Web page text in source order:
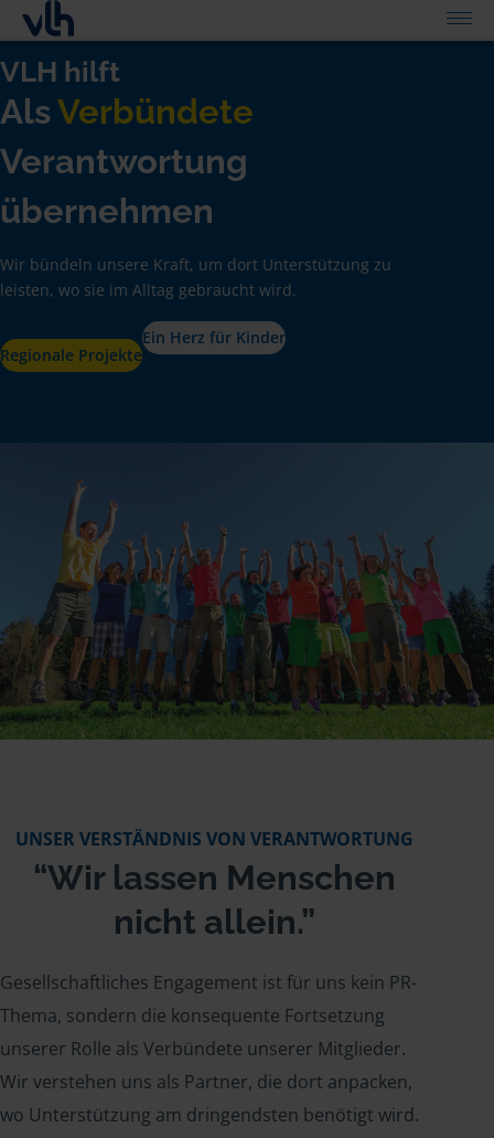
VLH hilft
AlsVerbündete
Verantwortung
übernehmen
Wir bündeln unsere Kraft, um dort Unterstützung zu
leisten, wo sie im Alltag gebraucht wird.
Regionale Projekte
Ein Herz für Kinder
UNSER VERSTÄNDNIS VON VERANTWORTUNG
“Wir lassen Menschen
nicht allein.”
Gesellschaftliches Engagement ist für uns kein PR-
Thema, sondern die konsequente Fortsetzung
unserer Rolle als Verbündete unserer Mitglieder.
Wir verstehen uns als Partner, die dort anpacken,
wo Unterstützung am dringendsten benötigt wird.